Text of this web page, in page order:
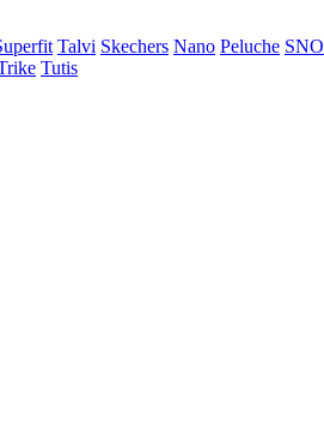
Talvi Skechers Nano Peluche SNO
Tutis